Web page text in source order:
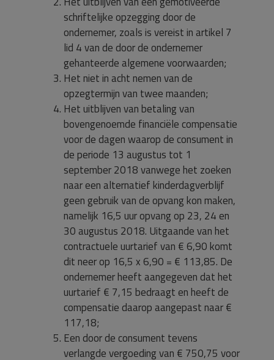
schriftelijke opzegging door de
ondernemer, zoals is vereist in artikel 7
lid 4 van de door de ondernemer
gehanteerde algemene voorwaarden;
Het niet in acht nemen van de
opzegtermijn van twee maanden;
Het uitblijven van betaling van
bovengenoemde financiële compensatie
voor de dagen waarop de consument in
de periode 13 augustus tot 1
september 2018 vanwege het zoeken
naar een alternatief kinderdagverblijf
geen gebruik van de opvang kon maken,
namelijk 16,5 uur opvang op 23, 24 en
30 augustus 2018. Uitgaande van het
contractuele uurtarief van € 6,90 komt
dit neer op 16,5 x 6,90 = € 113,85. De
ondernemer heeft aangegeven dat het
uurtarief € 7,15 bedraagt en heeft de
compensatie daarop aangepast naar €
117,18;
Een door de consument tevens
verlangde vergoeding van € 750,75 voor